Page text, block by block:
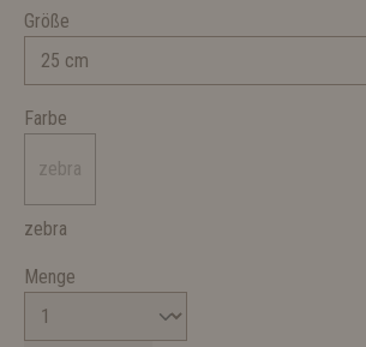
Größe
Farbe
zebra
zebra
Menge